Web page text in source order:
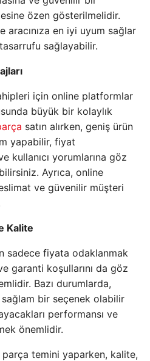
özen gösterilmelidir.
aracınıza en iyi uyum sağlar
sağlayabilir.
için online platformlar
büyük bir kolaylık
satın alırken, geniş ürün
yapabilir, fiyat
kullanıcı yorumlarına göz
Ayrıca, online
ve güvenilir müşteri
Kalite
sadece fiyata odaklanmak
garanti koşullarını da göz
Bazı durumlarda,
bir seçenek olabilir
performansı ve
önemlidir.
parça temini yaparken, kalite,